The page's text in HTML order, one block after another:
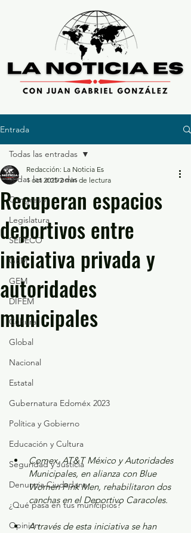
Entrada
Todas las entradas
Congreso
Legislatura
SEDECO
GEM
GEM
DIFEM
Cultura
Global
Nacional
Estatal
Gubernatura Edoméx 2023
Política y Gobierno
Educación y Cultura
Seguridad y Justicia
Denuncia Ciudadana
¿Qué pasa en tus municipios?
Opinión
Todas las entradas
Recuperan espacios
deportivos entre
iniciativa privada y
autoridades
municipales
Redacción: La Noticia Es
1 oct 2025 2 min de lectura
Comex, AT&T México y Autoridades
Municipales, en alianza con Blue
Women Pink Men, rehabilitaron dos
canchas en el Deportivo Caracoles.
A través de esta iniciativa se han